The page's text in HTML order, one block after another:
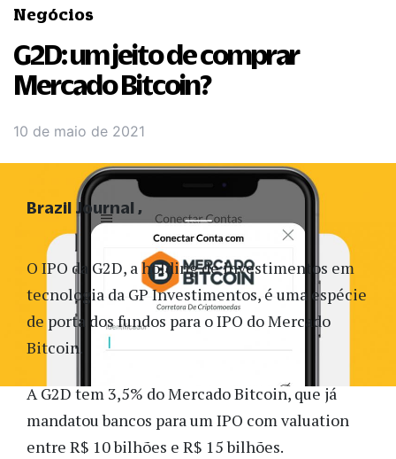
Negócios
G2D: um jeito de comprar
Mercado Bitcoin?
10 de maio de 2021
O IPO da G2D, a holding de investimentos em
tecnologia da GP Investimentos, é uma espécie
de porta dos fundos para o IPO do Mercado
Bitcoin.
A G2D tem 3,5% do Mercado Bitcoin, que já
mandatou bancos para um IPO com valuation
entre R$ 10 bilhões e R$ 15 bilhões.
Brazil Journal